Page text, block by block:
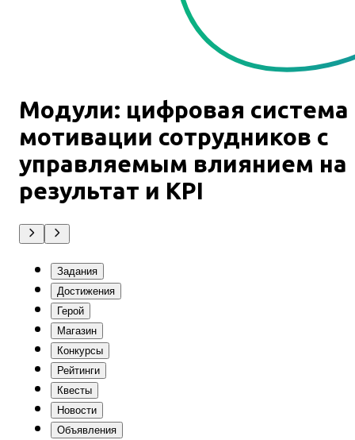
Модули: цифровая система
мотивации сотрудников с
управляемым влиянием на
результат и KPI
Задания
Достижения
Герой
Магазин
Конкурсы
Рейтинги
Квесты
Новости
Объявления